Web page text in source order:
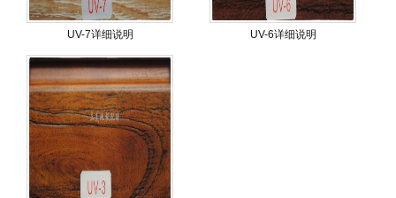
UV-7详细说明 UV-6详细说明